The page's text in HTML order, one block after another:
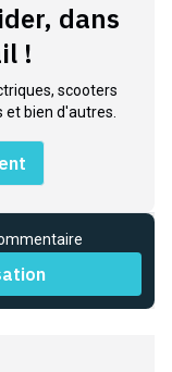
dans
!
scooters
et bien d'autres.